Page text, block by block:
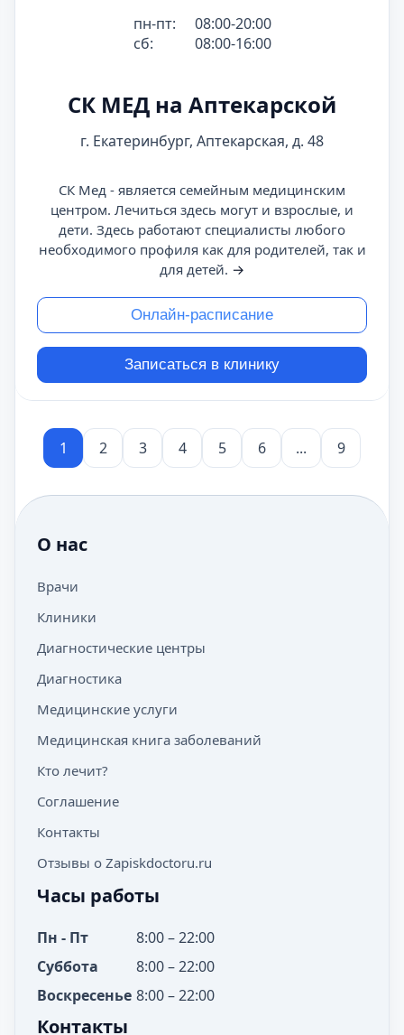
пн-пт:
08:00-20:00
сб:
08:00-16:00
СК МЕД на Аптекарской
г. Екатеринбург, Аптекарская, д. 48
СК Мед - является семейным медицинским
центром. Лечиться здесь могут и взрослые, и
дети. Здесь работают специалисты любого
необходимого профиля как для родителей, так и
для детей. →
Онлайн-расписание
Записаться в клинику
1 2 3 4 5 6 ... 9
О нас
Врачи
Клиники
Диагностические центры
Диагностика
Медицинские услуги
Медицинская книга заболеваний
Кто лечит?
Соглашение
Контакты
Отзывы о Zapiskdoctoru.ru
Часы работы
Пн - Пт
8:00 – 22:00
Суббота
8:00 – 22:00
Воскресенье 8:00 – 22:00
Контакты